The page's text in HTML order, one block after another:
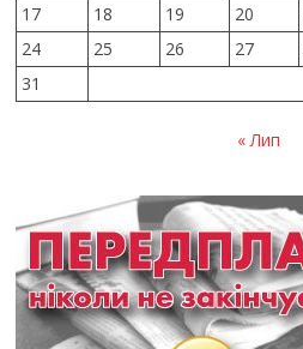
17
18 19 20
24
25 26 27
31
« Лип